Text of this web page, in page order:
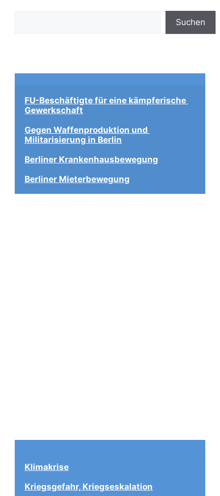
Suchen
FU-Beschäftigte für eine kämpferische
Gewerkschaft
Gegen Waffenproduktion und
Militarisierung in Berlin
Berliner Krankenhausbewegung
Berliner Mieterbewegung
Klimakrise
Kriegsgefahr, Kriegseskalation